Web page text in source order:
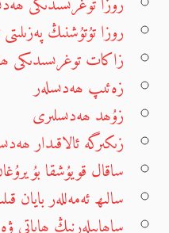
روزا تۇتۇشنىڭ
زاكات توغرىسىدىكى
زەئىپ ھەدىسلەر
زۇھد ھەدىسلىرى
زىكىرگە ئالاقىدار
ساقال قويۇشقا
سالىھ ئەمەللەر بايان